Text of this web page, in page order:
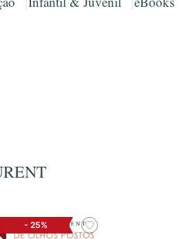
Infantil & Juvenil eBooks
- 25%